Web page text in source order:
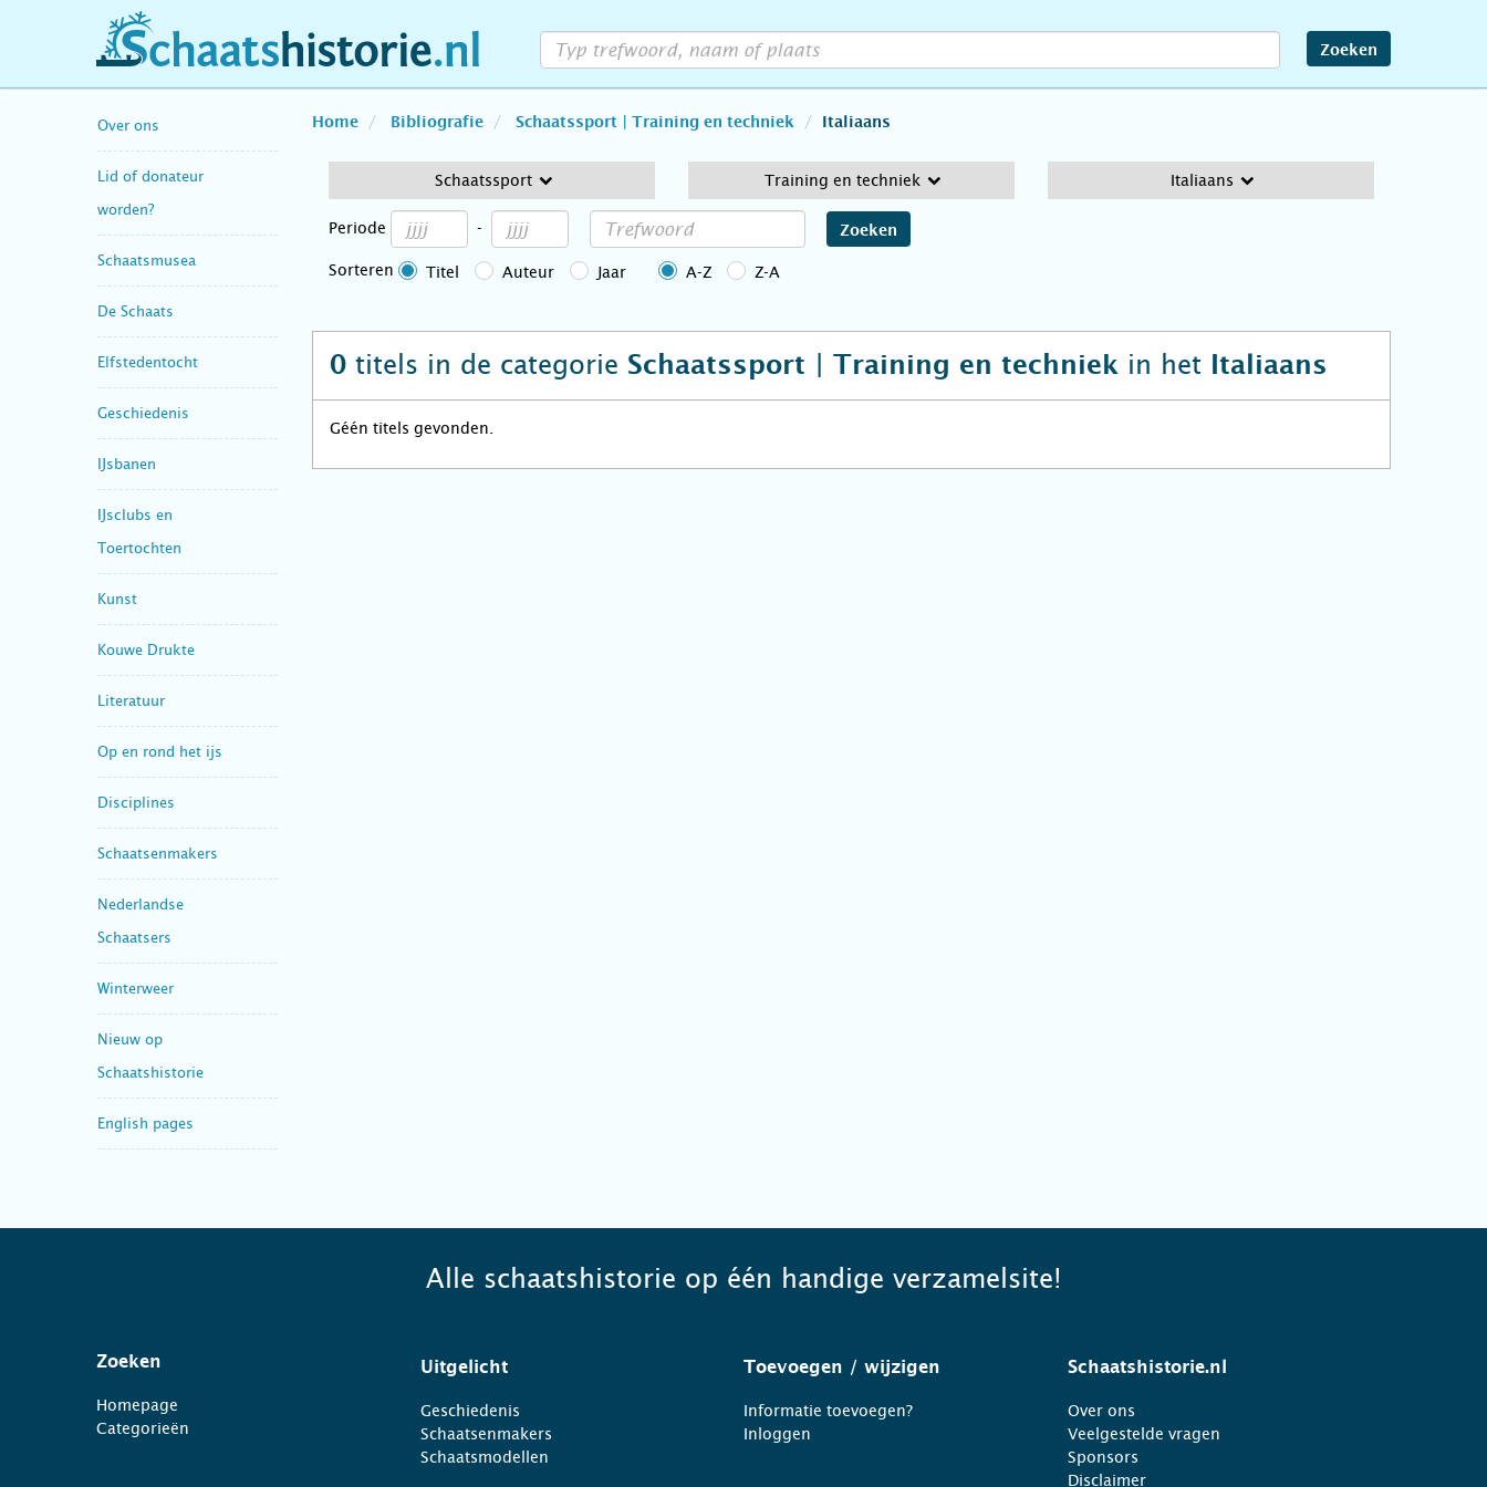
schaatshistorie.nl Zoeken
Over ons
Lid of donateur
worden?
Schaatsmusea
De Schaats
Elfstedentocht
Geschiedenis
IJsbanen
IJsclubs en
Toertochten
Kunst
Kouwe Drukte
Literatuur
Op en rond het ijs
Disciplines
Schaatsenmakers
Nederlandse
Schaatsers
Winterweer
Nieuw op
Schaatshistorie
English pages
Home Bibliografie Schaatssport | Training en techniek Italiaans
Schaatssport Training en techniek Italiaans
Periode - Zoeken
Sorteren Titel Auteur Jaar A-Z Z-A
0 titels in de categorie Schaatssport | Training en techniek in het Italiaans
Géén titels gevonden.
Alle schaatshistorie op één handige verzamelsite!
Zoeken
Homepage
Categorieën
Uitgelicht
Geschiedenis
Schaatsenmakers
Schaatsmodellen
Toevoegen / wijzigen
Informatie toevoegen?
Inloggen
Schaatshistorie.nl
Over ons
Veelgestelde vragen
Sponsors
Disclaimer